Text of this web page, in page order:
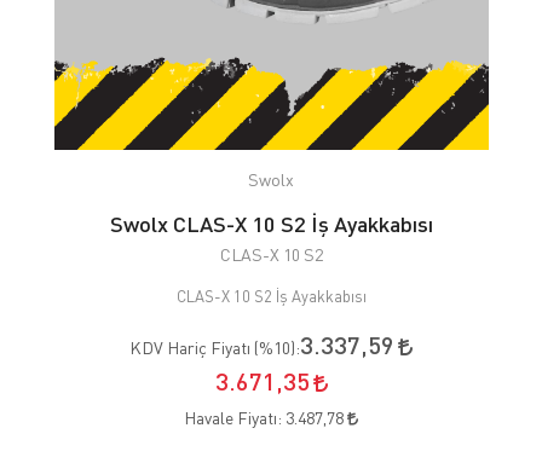
Swolx
Swolx CLAS-X 10 S2 İş Ayakkabısı
CLAS-X 10 S2
CLAS-X 10 S2 İş Ayakkabısı
KDV Hariç Fiyatı (%10):3.337,59
3.671,35
Havale Fiyatı: 3.487,78